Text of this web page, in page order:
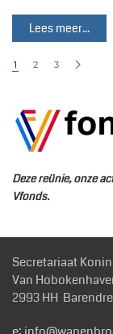
Lees meer...
1 2 3
Deze reünie, onze
Vfonds.
Secretariaat
Van
2993 HH